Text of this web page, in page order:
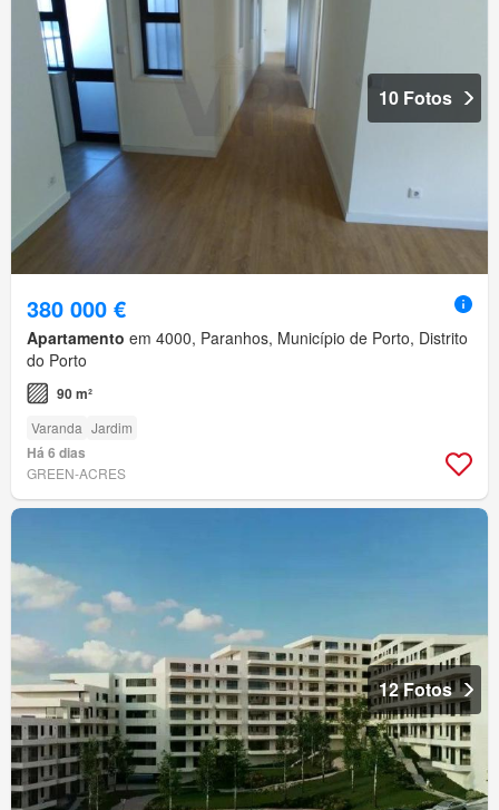
10 Fotos
380 000 €
Apartamento em 4000, Paranhos, Município de Porto, Distrito
do Porto
90 m²
Varanda Jardim
Há 6 dias
GREEN-ACRES
12 Fotos